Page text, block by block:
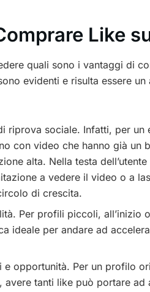
Like
quali sono i vantaggi di
evidenti e risulta essere
riprova sociale. Infatti, per un
con video che hanno già un
alta. Nella testa
a vedere il video o a
di crescita.
Per profili piccoli, all’inizio
ideale per andare ad
e opportunità. Per un profilo
tanti like può portare ad